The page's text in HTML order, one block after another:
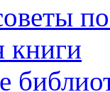
книги